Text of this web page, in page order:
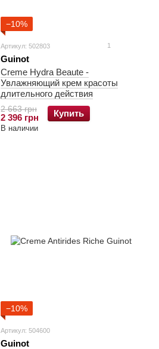
−10%
Артикул: 502803 1
Guinot
Creme Hydra Beaute -
Увлажняющий крем красоты
длительного действия
2 663 грн
2 396 грн Купить
В наличии
−10%
Артикул: 504600
Guinot